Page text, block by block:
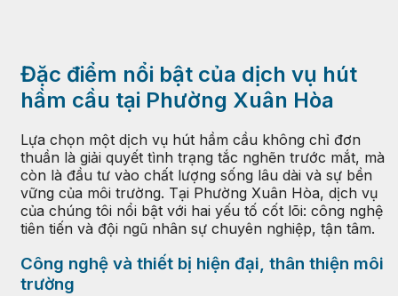
Đặc điểm nổi bật của dịch vụ hút
hầm cầu tại Phường Xuân Hòa
Lựa chọn một dịch vụ hút hầm cầu không chỉ đơn
thuần là giải quyết tình trạng tắc nghẽn trước mắt, mà
còn là đầu tư vào chất lượng sống lâu dài và sự bền
vững của môi trường. Tại Phường Xuân Hòa, dịch vụ
của chúng tôi nổi bật với hai yếu tố cốt lõi: công nghệ
tiên tiến và đội ngũ nhân sự chuyên nghiệp, tận tâm.
Công nghệ và thiết bị hiện đại, thân thiện môi
trường